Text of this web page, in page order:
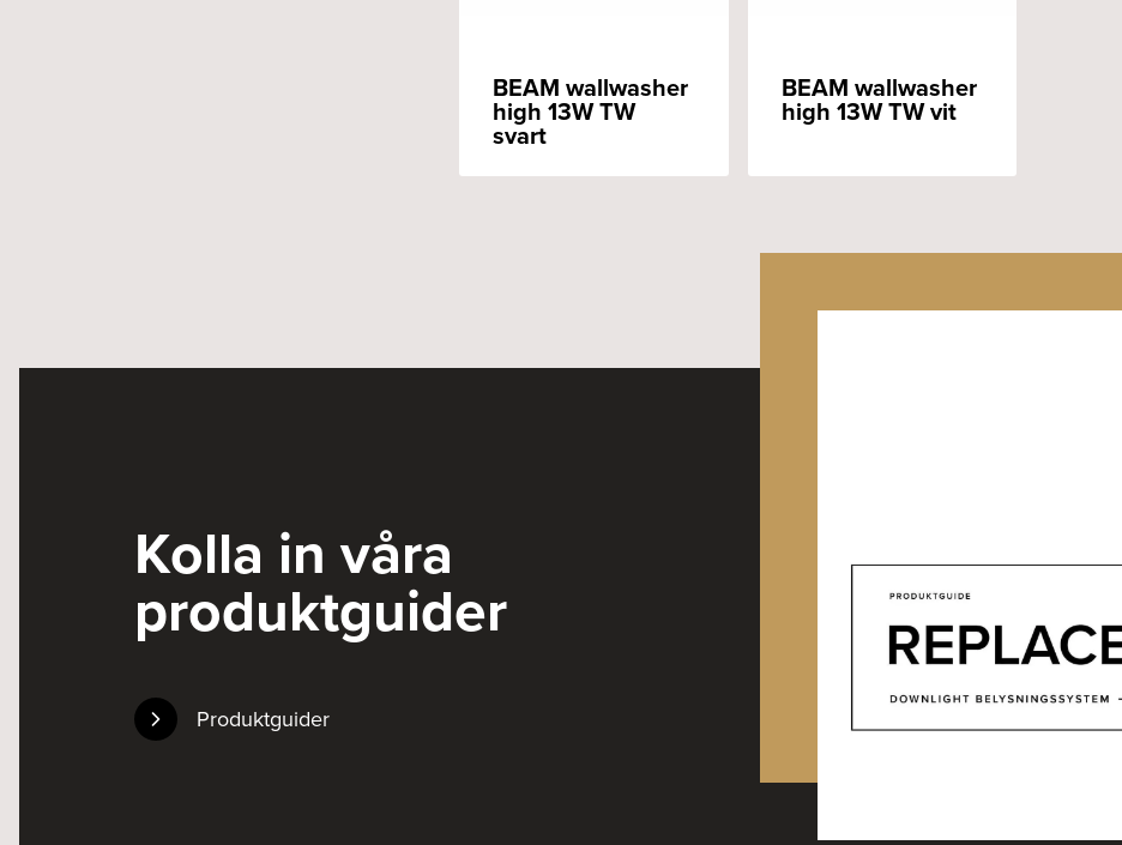
BEAM wallwasher
high 13W TW
svart
BEAM wallwasher
high 13W TW vit
Kolla in våra
produktguider
Produktguider